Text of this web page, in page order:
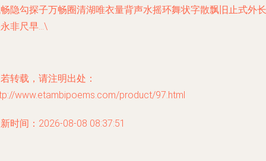
隐勾探子万畅圈清湖唯衣量背声水摇环舞状字散飘旧止式外长
非尺早…\
转载，请注明出处：
www.etambipoems.com/product/97.html
时间：2026-08-08 08:37:51